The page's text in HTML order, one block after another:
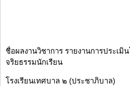
ชื่อผลงานวิชาการ รายงานการประเ
จริยธรรมนักเรียน
โรงเรียนเทศบาล ๒ (ประชาภิบาล)